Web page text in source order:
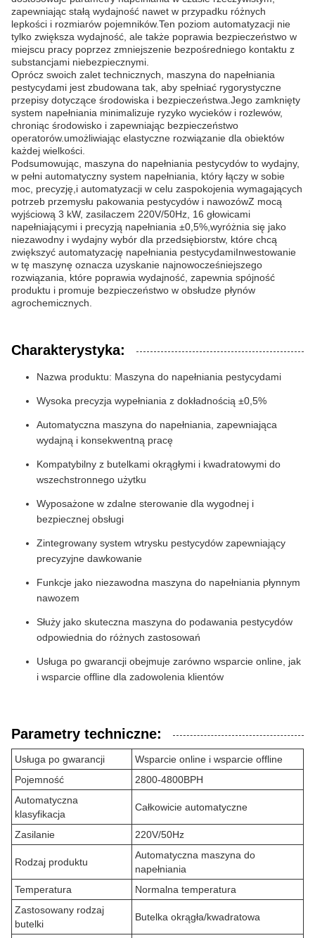
zapewniając stałą wydajność nawet w przypadku różnych
lepkości i rozmiarów pojemników.Ten poziom automatyzacji nie
tylko zwiększa wydajność, ale także poprawia bezpieczeństwo w
miejscu pracy poprzez zmniejszenie bezpośredniego kontaktu z
substancjami niebezpiecznymi.
Oprócz swoich zalet technicznych, maszyna do napełniania
pestycydami jest zbudowana tak, aby spełniać rygorystyczne
przepisy dotyczące środowiska i bezpieczeństwa.Jego zamknięty
system napełniania minimalizuje ryzyko wycieków i rozlewów,
chroniąc środowisko i zapewniając bezpieczeństwo
operatorów.umożliwiając elastyczne rozwiązanie dla obiektów
każdej wielkości.
Podsumowując, maszyna do napełniania pestycydów to wydajny,
w pełni automatyczny system napełniania, który łączy w sobie
moc, precyzję,i automatyzacji w celu zaspokojenia wymagających
potrzeb przemysłu pakowania pestycydów i nawozówZ mocą
wyjściową 3 kW, zasilaczem 220V/50Hz, 16 głowicami
napełniającymi i precyzją napełniania ±0,5%,wyróżnia się jako
niezawodny i wydajny wybór dla przedsiębiorstw, które chcą
zwiększyć automatyzację napełniania pestycydamiInwestowanie
w tę maszynę oznacza uzyskanie najnowocześniejszego
rozwiązania, które poprawia wydajność, zapewnia spójność
produktu i promuje bezpieczeństwo w obsłudze płynów
agrochemicznych.
Charakterystyka:
Nazwa produktu: Maszyna do napełniania pestycydami
Wysoka precyzja wypełniania z dokładnością ±0,5%
Automatyczna maszyna do napełniania, zapewniająca
wydajną i konsekwentną pracę
Kompatybilny z butelkami okrągłymi i kwadratowymi do
wszechstronnego użytku
Wyposażone w zdalne sterowanie dla wygodnej i
bezpiecznej obsługi
Zintegrowany system wtrysku pestycydów zapewniający
precyzyjne dawkowanie
Funkcje jako niezawodna maszyna do napełniania płynnym
nawozem
Służy jako skuteczna maszyna do podawania pestycydów
odpowiednia do różnych zastosowań
Usługa po gwarancji obejmuje zarówno wsparcie online, jak
i wsparcie offline dla zadowolenia klientów
Parametry techniczne:
Usługa po gwarancji
Wsparcie online i wsparcie offline
Pojemność
2800-4800BPH
Automatyczna
klasyfikacja
Całkowicie automatyczne
Zasilanie 220V/50Hz
Rodzaj produktu
Automatyczna maszyna do
napełniania
Temperatura
Normalna temperatura
Zastosowany rodzaj
butelki
Butelka okrągła/kwadratowa